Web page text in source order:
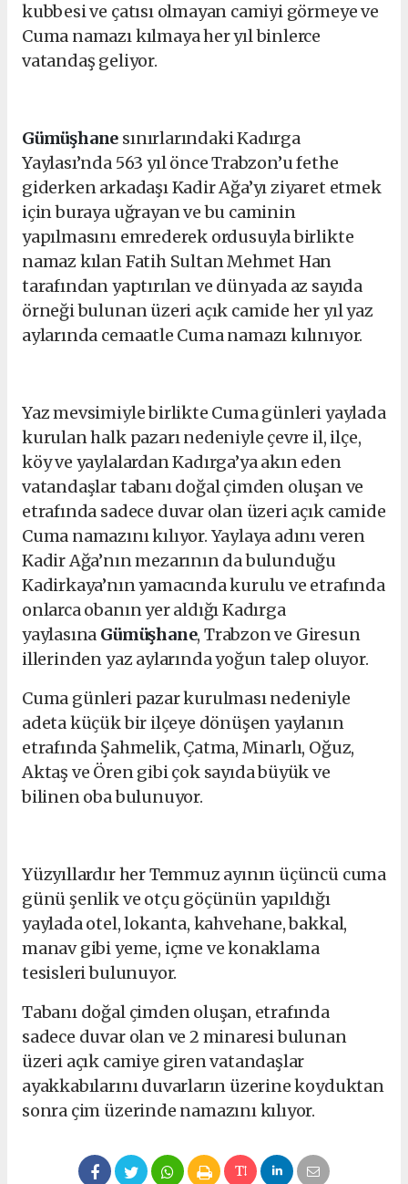
kubbesi ve çatısı olmayan camiyi görmeye ve
Cuma namazı kılmaya her yıl binlerce
vatandaş geliyor.
Gümüşhane sınırlarındaki Kadırga
Yaylası’nda 563 yıl önce Trabzon’u fethe
giderken arkadaşı Kadir Ağa’yı ziyaret etmek
için buraya uğrayan ve bu caminin
yapılmasını emrederek ordusuyla birlikte
namaz kılan Fatih Sultan Mehmet Han
tarafından yaptırılan ve dünyada az sayıda
örneği bulunan üzeri açık camide her yıl yaz
aylarında cemaatle Cuma namazı kılınıyor.
Yaz mevsimiyle birlikte Cuma günleri yaylada
kurulan halk pazarı nedeniyle çevre il, ilçe,
köy ve yaylalardan Kadırga’ya akın eden
vatandaşlar tabanı doğal çimden oluşan ve
etrafında sadece duvar olan üzeri açık camide
Cuma namazını kılıyor. Yaylaya adını veren
Kadir Ağa’nın mezarının da bulunduğu
Kadirkaya’nın yamacında kurulu ve etrafında
onlarca obanın yer aldığı Kadırga
yaylasına Gümüşhane, Trabzon ve Giresun
illerinden yaz aylarında yoğun talep oluyor.
Cuma günleri pazar kurulması nedeniyle
adeta küçük bir ilçeye dönüşen yaylanın
etrafında Şahmelik, Çatma, Minarlı, Oğuz,
Aktaş ve Ören gibi çok sayıda büyük ve
bilinen oba bulunuyor.
Yüzyıllardır her Temmuz ayının üçüncü cuma
günü şenlik ve otçu göçünün yapıldığı
yaylada otel, lokanta, kahvehane, bakkal,
manav gibi yeme, içme ve konaklama
tesisleri bulunuyor.
Tabanı doğal çimden oluşan, etrafında
sadece duvar olan ve 2 minaresi bulunan
üzeri açık camiye giren vatandaşlar
ayakkabılarını duvarların üzerine koyduktan
sonra çim üzerinde namazını kılıyor.